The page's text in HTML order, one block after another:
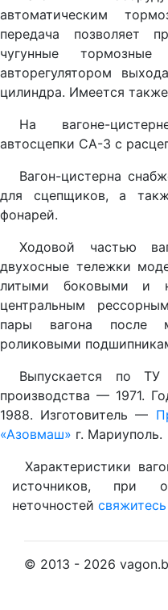
автоматическим
передача позволяет
чугунные
авторегулятором
цилиндра. Имеется
На вагоне-
автосцепки СА-3 с
Вагон-цистерна
для сцепщиков, а
фонарей.
Ходовой частью
двухосные тележки
литыми боковыми и
центральным
пары вагона после
роликовыми
Выпускается по
производства — 1971.
1988. Изготовитель —
«Азовмаш» г. Мариуполь.
Характеристики
источников, при
неточностей
© 2013 - 2026